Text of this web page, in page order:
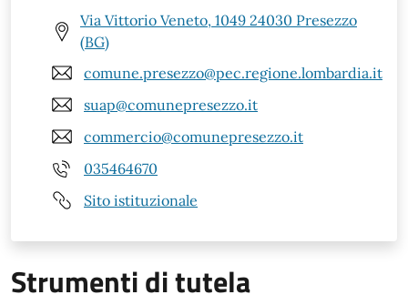
Via Vittorio Veneto, 1049 24030 Presezzo
(BG)
comune.presezzo@pec.regione.lombardia.it
suap@comunepresezzo.it
commercio@comunepresezzo.it
035464670
Sito istituzionale
Strumenti di tutela